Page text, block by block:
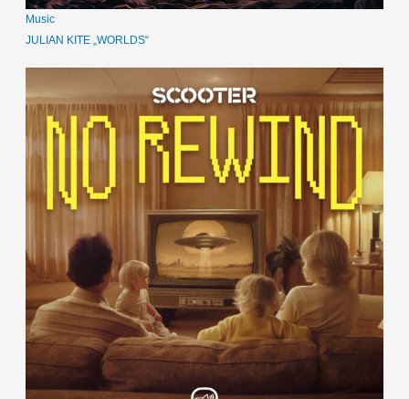
Music
JULIAN KITE „WORLDS“